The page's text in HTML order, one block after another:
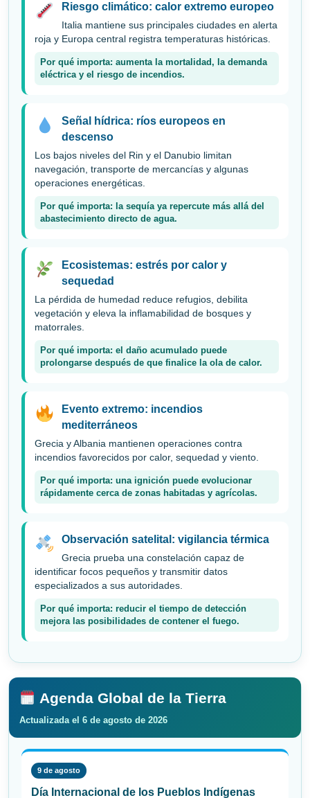
Riesgo climático: calor extremo europeo
Italia mantiene sus principales ciudades en alerta
roja y Europa central registra temperaturas históricas.
Por qué importa: aumenta la mortalidad, la demanda
eléctrica y el riesgo de incendios.
Señal hídrica: ríos europeos en
descenso
Los bajos niveles del Rin y el Danubio limitan
navegación, transporte de mercancías y algunas
operaciones energéticas.
Por qué importa: la sequía ya repercute más allá del
abastecimiento directo de agua.
Ecosistemas: estrés por calor y
sequedad
La pérdida de humedad reduce refugios, debilita
vegetación y eleva la inflamabilidad de bosques y
matorrales.
Por qué importa: el daño acumulado puede
prolongarse después de que finalice la ola de calor.
Evento extremo: incendios
mediterráneos
Grecia y Albania mantienen operaciones contra
incendios favorecidos por calor, sequedad y viento.
Por qué importa: una ignición puede evolucionar
rápidamente cerca de zonas habitadas y agrícolas.
Observación satelital: vigilancia térmica
Grecia prueba una constelación capaz de
identificar focos pequeños y transmitir datos
especializados a sus autoridades.
Por qué importa: reducir el tiempo de detección
mejora las posibilidades de contener el fuego.
Agenda Global de la Tierra
Actualizada el 6 de agosto de 2026
9 de agosto
Día Internacional de los Pueblos Indígenas